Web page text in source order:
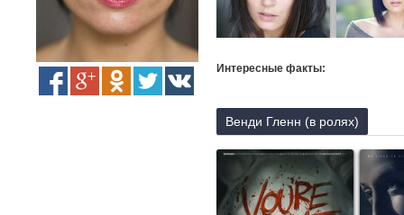
Интересные факты:
Венди Гленн (в ролях)